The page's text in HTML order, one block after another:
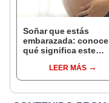
Soñar que estás
embarazada: conoce
qué significa este
LEER MÁS